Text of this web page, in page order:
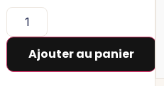
Ajouter au panier